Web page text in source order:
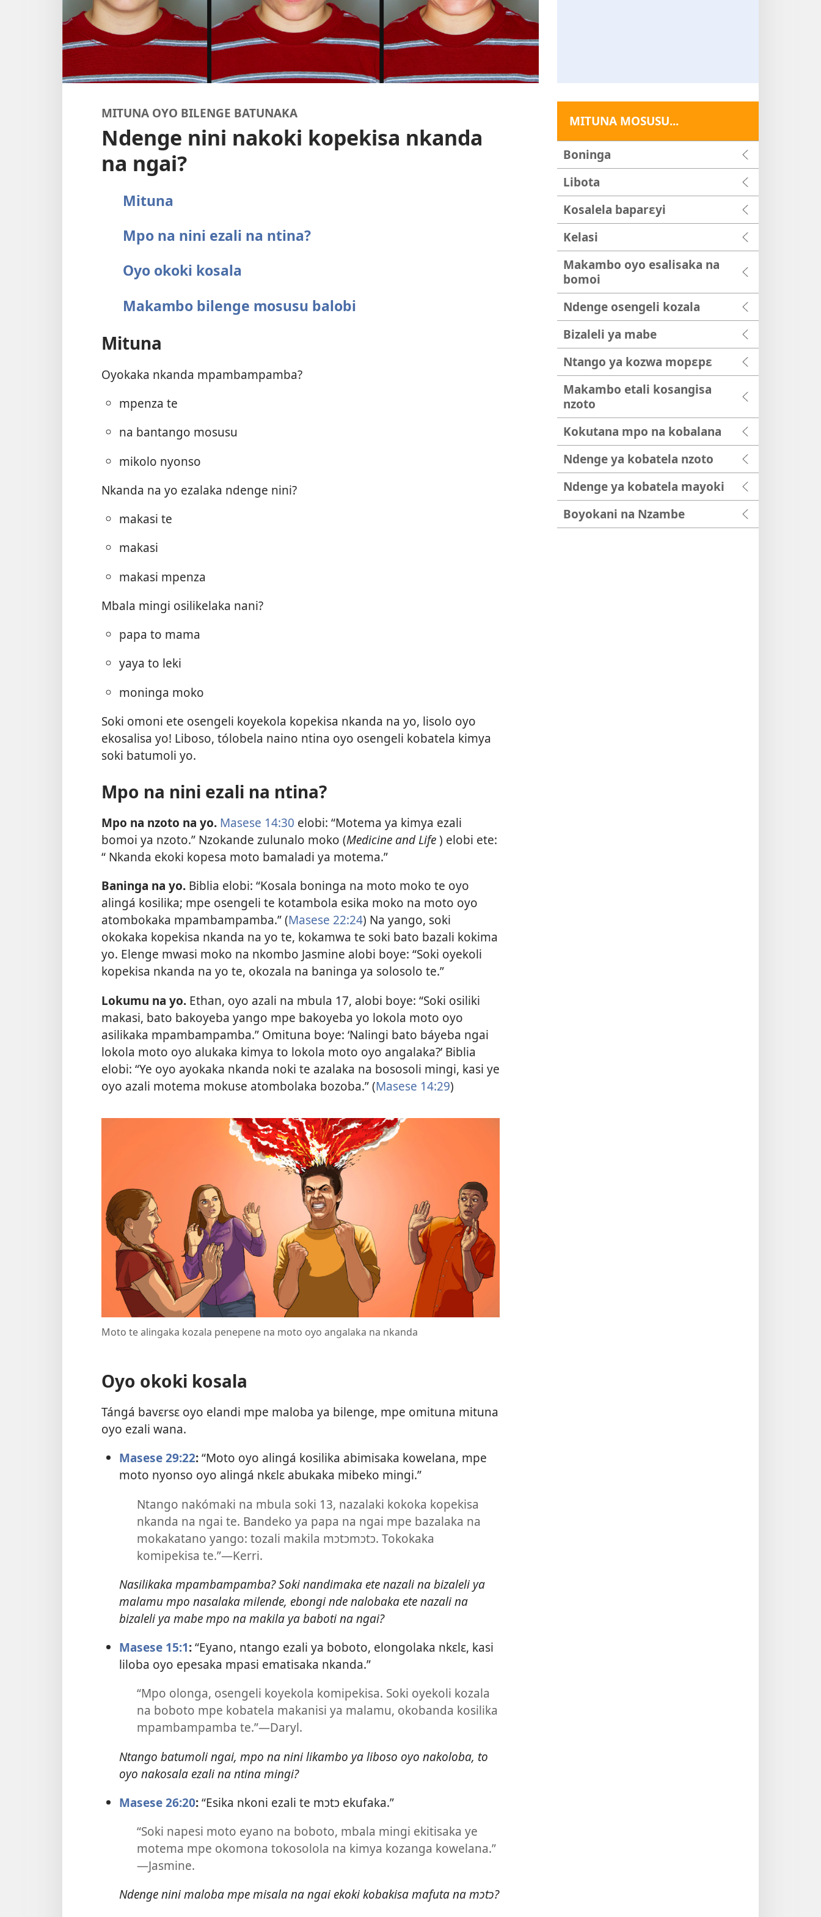
MITUNA OYO BILENGE BATUNAKA
Ndenge nini nakoki kopekisa nkanda
na ngai?
Mituna
Mpo na nini ezali na ntina?
Oyo okoki kosala
Makambo bilenge mosusu balobi
Mituna
Oyokaka nkanda mpambampamba?
mpenza te
na bantango mosusu
mikolo nyonso
Nkanda na yo ezalaka ndenge nini?
makasi te
makasi
makasi mpenza
Mbala mingi osilikelaka nani?
papa to mama
yaya to leki
moninga moko
Soki omoni ete osengeli koyekola kopekisa nkanda na yo, lisolo oyo
ekosalisa yo! Liboso, tólobela naino ntina oyo osengeli kobatela kimya
soki batumoli yo.
Mpo na nini ezali na ntina?
Mpo na nzoto na yo. Masese 14:30 elobi: “Motema ya kimya ezali
bomoi ya nzoto.” Nzokande zulunalo moko (Medicine and Life) elobi ete:
“ Nkanda ekoki kopesa moto bamaladi ya motema.”
Baninga na yo. Biblia elobi: “Kosala boninga na moto moko te oyo
alingá kosilika; mpe osengeli te kotambola esika moko na moto oyo
atombokaka mpambampamba.” (Masese 22:24) Na yango, soki
okokaka kopekisa nkanda na yo te, kokamwa te soki bato bazali kokima
yo. Elenge mwasi moko na nkombo Jasmine alobi boye: “Soki oyekoli
kopekisa nkanda na yo te, okozala na baninga ya solosolo te.”
Lokumu na yo. Ethan, oyo azali na mbula 17, alobi boye: “Soki osiliki
makasi, bato bakoyeba yango mpe bakoyeba yo lokola moto oyo
asilikaka mpambampamba.” Omituna boye: ‘Nalingi bato báyeba ngai
lokola moto oyo alukaka kimya to lokola moto oyo angalaka?’ Biblia
elobi: “Ye oyo ayokaka nkanda noki te azalaka na bososoli mingi, kasi ye
oyo azali motema mokuse atombolaka bozoba.” (Masese 14:29)
Moto te alingaka kozala penepene na moto oyo angalaka na nkanda
Oyo okoki kosala
Tángá bavɛrsɛ oyo elandi mpe maloba ya bilenge, mpe omituna mituna
oyo ezali wana.
Masese 29:22:“Moto oyo alingá kosilika abimisaka kowelana, mpe
moto nyonso oyo alingá nkɛlɛ abukaka mibeko mingi.”
Ntango nakómaki na mbula soki 13, nazalaki kokoka kopekisa
nkanda na ngai te. Bandeko ya papa na ngai mpe bazalaka na
mokakatano yango: tozali makila mɔtɔmɔtɔ. Tokokaka
komipekisa te.”​—Kerri.
Nasilikaka mpambampamba? Soki nandimaka ete nazali na bizaleli ya
malamu mpo nasalaka milende, ebongi nde nalobaka ete nazali na
bizaleli ya mabe mpo na makila ya baboti na ngai?
Masese 15:1:“Eyano, ntango ezali ya boboto, elongolaka nkɛlɛ, kasi
liloba oyo epesaka mpasi ematisaka nkanda.”
“Mpo olonga, osengeli koyekola komipekisa. Soki oyekoli kozala
na boboto mpe kobatela makanisi ya malamu, okobanda kosilika
mpambampamba te.”​—Daryl.
Ntango batumoli ngai, mpo na nini likambo ya liboso oyo nakoloba, to
oyo nakosala ezali na ntina mingi?
Masese 26:20:“Esika nkoni ezali te mɔtɔ ekufaka.”
“Soki napesi moto eyano na boboto, mbala mingi ekitisaka ye
motema mpe okomona tokosolola na kimya kozanga kowelana.”​
—Jasmine.
Ndenge nini maloba mpe misala na ngai ekoki kobakisa mafuta na mɔtɔ?
MITUNA MOSUSU...
Boninga
Libota
Kosalela baparɛyi
Kelasi
Makambo oyo esalisaka na
bomoi
Ndenge osengeli kozala
Bizaleli ya mabe
Ntango ya kozwa mopɛpɛ
Makambo etali kosangisa
nzoto
Kokutana mpo na kobalana
Ndenge ya kobatela nzoto
Ndenge ya kobatela mayoki
Boyokani na Nzambe